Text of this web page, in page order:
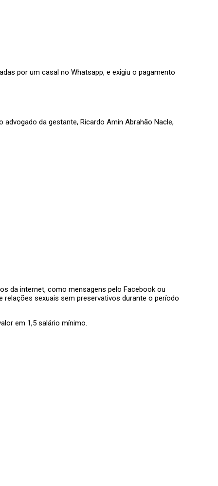
por um casal no Whatsapp, e exigiu o pagamento
da gestante, Ricardo Amin Abrahão Nacle,
da internet, como mensagens pelo Facebook ou
relações sexuais sem preservativos durante o período
em 1,5 salário mínimo.